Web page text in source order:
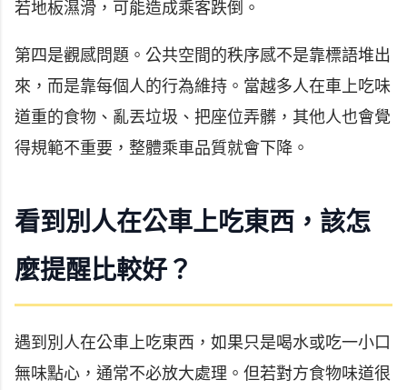
若地板濕滑，可能造成乘客跌倒。
第四是觀感問題。公共空間的秩序感不是靠標語堆出
來，而是靠每個人的行為維持。當越多人在車上吃味
道重的食物、亂丟垃圾、把座位弄髒，其他人也會覺
得規範不重要，整體乘車品質就會下降。
看到別人在公車上吃東西，該怎
麼提醒比較好？
遇到別人在公車上吃東西，如果只是喝水或吃一小口
無味點心，通常不必放大處理。但若對方食物味道很